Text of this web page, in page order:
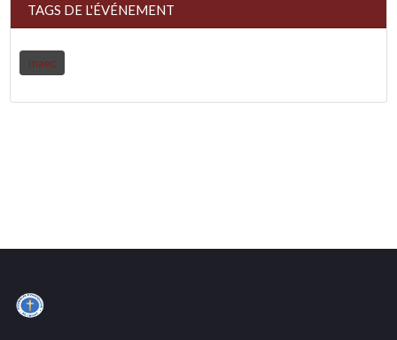
TAGS DE L'ÉVÉNEMENT
maec